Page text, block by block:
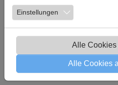
Unterstützt durch ihre Eltern
versuchten alle Teilnehmer
strahlendem Sonnenschein
und Läufer durch
Freunde angefeuert.
Einstellungen
Alle
Alle Cookies